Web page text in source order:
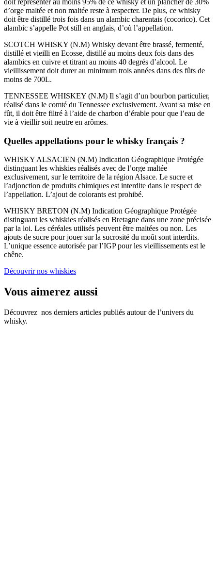
doit représenter au moins 95% de ce whisky et un plancher de 30%
d’orge maltée et non maltée reste à respecter. De plus, ce whisky
doit être distillé trois fois dans un alambic charentais (cocorico). Cet
alambic s’appelle Pot still en anglais, d’où l’appellation.
SCOTCH WHISKY (N.M) Whisky devant être brassé, fermenté,
distillé et vieilli en Ecosse, distillé au moins deux fois dans des
alambics en cuivre et titrant au moins 40 degrés d’alcool. Le
vieillissement doit durer au minimum trois années dans des fûts de
moins de 700L.
TENNESSEE WHISKEY (N.M) Il s’agit d’un bourbon particulier,
réalisé dans le comté du Tennessee exclusivement. Avant sa mise en
fût, il doit être filtré à l’aide de charbon d’érable pour que l’eau de
vie à vieillir soit neutre en arômes.
Quelles appellations pour le whisky français ?
WHISKY ALSACIEN (N.M) Indication Géographique Protégée
distinguant les whiskies réalisés avec de l’orge maltée
exclusivement, sur le territoire de la région Alsace. Le sucre et
l’adjonction de produits chimiques est interdite dans le respect de
l’appellation. L’ajout de colorants est prohibé.
WHISKY BRETON (N.M) Indication Géographique Protégée
distinguant les whiskies réalisés en Bretagne dans une zone précisée
par la loi. Les céréales utilisés peuvent être maltées ou non. Les
ajouts de sucre pour jouer sur la sucrosité du moût sont interdits.
L’unique essence autorisée par l’IGP pour les vieillissements est le
chêne.
Découvrir nos whiskies
Vous aimerez aussi
Découvrez nos derniers articles publiés autour de l’univers du
whisky.